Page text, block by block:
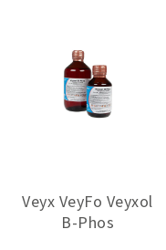
Veyx VeyFo Veyxol
B-Phos